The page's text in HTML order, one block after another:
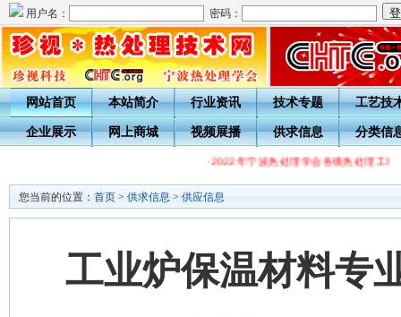
用户名： 密码：
网站首页 本站简介 行业资讯 技术专题 工艺技
企业展示 网上商城 视频展播 供求信息 分类信
2022年宁波热处理学会各级热处理工培
您当前的位置： 首页 > 供求信息 > 供应信息
工业炉保温材料专